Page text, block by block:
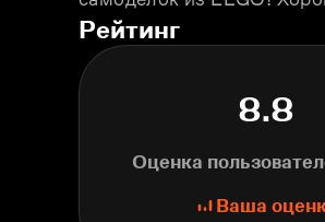
Рейтинг
8.8
Оценка
Ваша